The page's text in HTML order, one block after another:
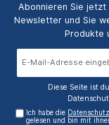
Abonnieren Sie
Newsletter und Sie
Produkte
Diese Seite ist
Ich habe die
gelesen und bin mit